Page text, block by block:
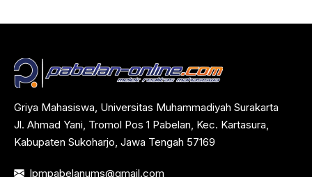
Griya Mahasiswa, Universitas Muhammadiyah Surakarta
Jl. Ahmad Yani, Tromol Pos 1 Pabelan, Kec. Kartasura,
Kabupaten Sukoharjo, Jawa Tengah 57169
lpmpabelanums@gmail.com